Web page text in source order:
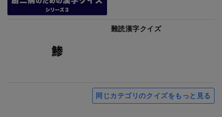
難読漢字クイズ
同じカテゴリのクイズをもっと見る